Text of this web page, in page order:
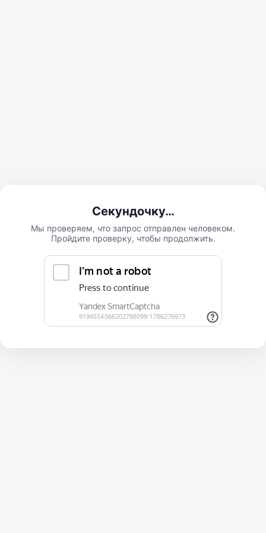
Секундочку…
Мы проверяем, что запрос отправлен человеком.
Пройдите проверку, чтобы продолжить.